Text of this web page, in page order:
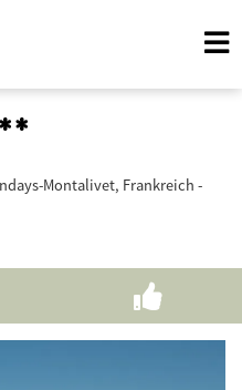
Montalivet, Frankreich -